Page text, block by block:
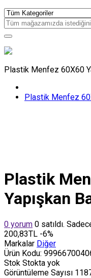
Plastik Menfez 60X60
Plastik Menfez
Plastik
Yapışkan
0 yorum 0 satıldı.
200,83TL -6%
Markalar Diğer
Ürün Kodu:
Stok Stokta yok
Görüntüleme Sayısı